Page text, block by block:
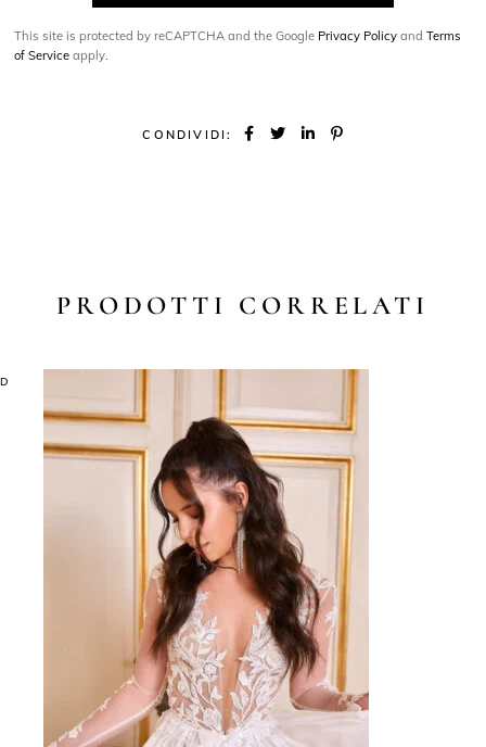
This site is protected by reCAPTCHA and the Google Privacy Policy andTerms
of Service apply.
CONDIVIDI:
PRODOTTI CORRELATI